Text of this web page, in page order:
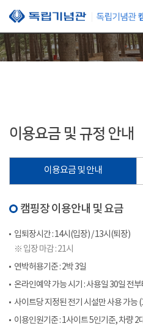
본문 바로가기
이용요금 및 규정 안내
이용요금 및 안내
캠핑장 이용안내 및 요금
입퇴장시간 : 14시(입장) / 13시(퇴장)
※ 입장 마감 : 21시
연박허용기준 : 2박 3일
온라인예약 가능 시기 : 사용일 30일 전
사이트당 지정된 전기 시설만 사용 가능
이용인원기준 : 1사이트 5인기준, 차량 2